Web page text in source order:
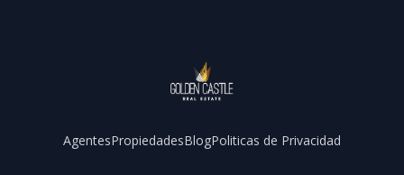
AgentesPropiedadesBlogPoliticas de Privacidad